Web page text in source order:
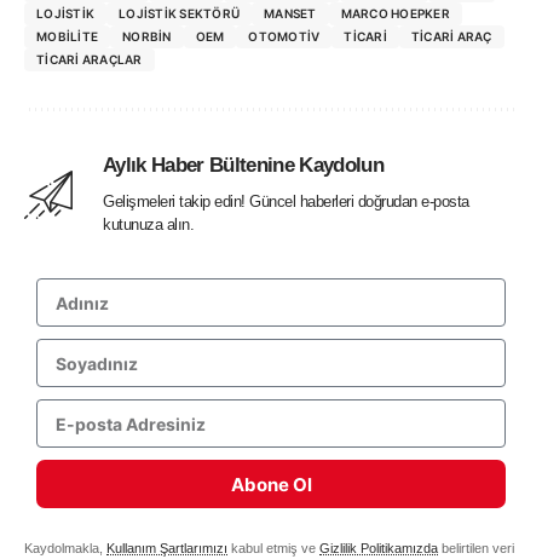
LOJISTIK
LOJISTIK SEKTÖRÜ MANSET
MARCO HOEPKER
MOBILITE
NORBIN OEM OTOMOTIV TICARI
TICARI ARAÇ
TICARI ARAÇLAR
Aylık Haber Bültenine Kaydolun
Gelişmeleri takip edin! Güncel haberleri doğrudan e-posta
kutunuza alın.
Abone Ol
Kaydolmakla, Kullanım Şartlarımızı kabul etmiş ve Gizlilik Politikamızda belirtilen veri